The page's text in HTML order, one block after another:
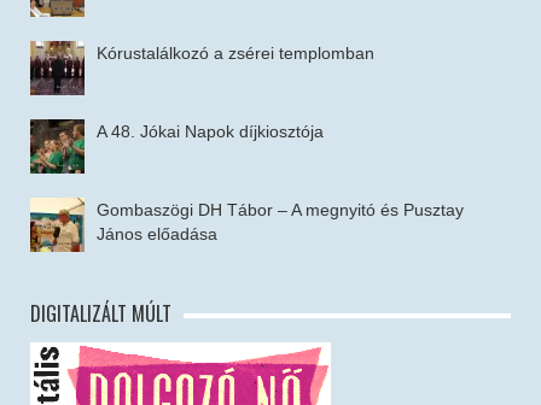
Kórustalálkozó a zsérei templomban
A 48. Jókai Napok díjkiosztója
Gombaszögi DH Tábor – A megnyitó és Pusztay
János előadása
DIGITALIZÁLT MÚLT